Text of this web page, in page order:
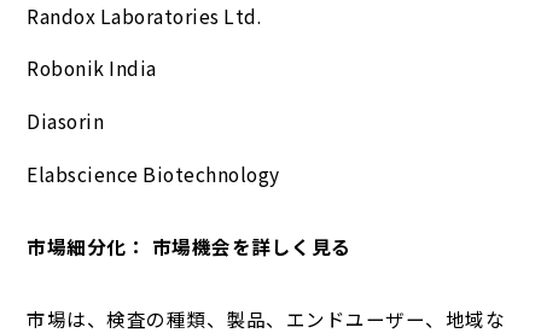
Randox Laboratories Ltd.
Robonik India
Diasorin
Elabscience Biotechnology
市場細分化： 市場機会を詳しく見る
市場は、検査の種類、製品、エンドユーザー、地域な